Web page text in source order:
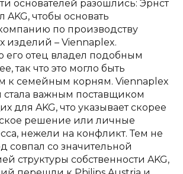
основателей разошлись: Эрнст
AKG, чтобы основать
по производству
изделий – Viennaplex.
его отец владел подобным
так что это могло быть
к семейным корням. Viennaplex
стала важным поставщиком
для AKG, что указывает скорее
решение или личные
нежели на конфликт. Тем не
совпал со значительной
структуры собственности AKG,